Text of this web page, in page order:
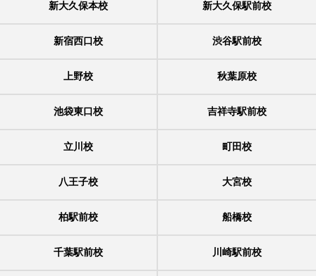
新大久保本校 新大久保駅前校
新宿西口校 渋谷駅前校
上野校 秋葉原校
池袋東口校 吉祥寺駅前校
立川校 町田校
八王子校 大宮校
柏駅前校 船橋校
千葉駅前校 川崎駅前校